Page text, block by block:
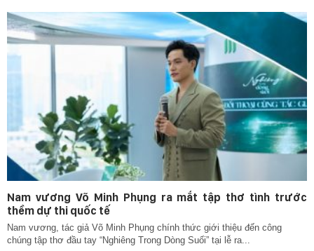
Nam vương Võ Minh Phụng ra mắt tập thơ tình trước
thềm dự thi quốc tế
Nam vương, tác giả Võ Minh Phụng chính thức giới thiệu đến công
chúng tập thơ đầu tay “Nghiêng Trong Dòng Suối” tại lễ ra...